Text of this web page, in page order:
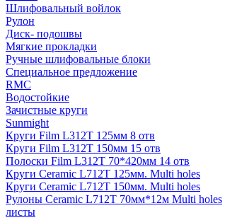
Шлифовальный войлок
Рулон
Диск- подошвы
Мягкие прокладки
Ручные шлифовальные блоки
Специальное предложение
RMC
Водостойкие
Зачистные круги
Sunmight
Круги Film L312T 125мм 8 отв
Круги Film L312T 150мм 15 отв
Полоски Film L312T 70*420мм 14 отв
Круги Ceramic L712T 125мм. Multi holes
Круги Ceramic L712T 150мм. Multi holes
Рулоны Ceramic L712T 70мм*12м Multi holes
листы